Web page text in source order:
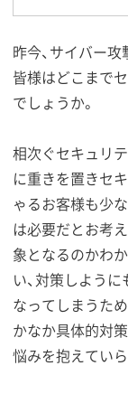
昨今、サイバー
皆様はどこまで
でしょうか。
相次ぐセキュリ
に重きを置きセ
ゃるお客様も少
は必要だとお考
象となるのかわ
い、対策しよう
なってしまうた
かなか具体的対
悩みを抱えてい